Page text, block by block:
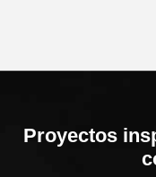
Proyectos